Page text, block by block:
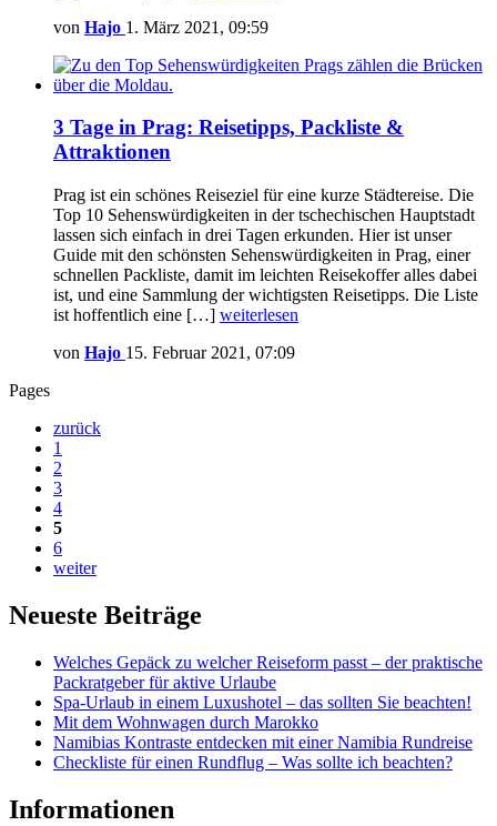
von Hajo 1. März 2021, 09:59
3 Tage in Prag: Reisetipps, Packliste &
Attraktionen
Prag ist ein schönes Reiseziel für eine kurze Städtereise. Die
Top 10 Sehenswürdigkeiten in der tschechischen Hauptstadt
lassen sich einfach in drei Tagen erkunden. Hier ist unser
Guide mit den schönsten Sehenswürdigkeiten in Prag, einer
schnellen Packliste, damit im leichten Reisekoffer alles dabei
ist, und eine Sammlung der wichtigsten Reisetipps. Die Liste
ist hoffentlich eine […] weiterlesen
von Hajo 15. Februar 2021, 07:09
Pages
zurück
1
2
3
4
5
6
weiter
Neueste Beiträge
Welches Gepäck zu welcher Reiseform passt – der praktische
Packratgeber für aktive Urlaube
Spa-Urlaub in einem Luxushotel – das sollten Sie beachten!
Mit dem Wohnwagen durch Marokko
Namibias Kontraste entdecken mit einer Namibia Rundreise
Checkliste für einen Rundflug – Was sollte ich beachten?
Informationen